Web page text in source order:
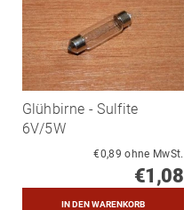
Glühbirne - Sulfite
6V/5W
€0,89 ohne MwSt.
€1,08